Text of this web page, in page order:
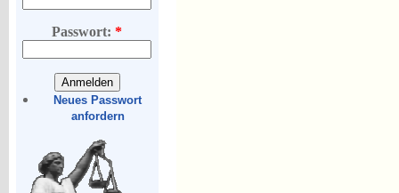
Passwort:*
Neues Passwort
anfordern